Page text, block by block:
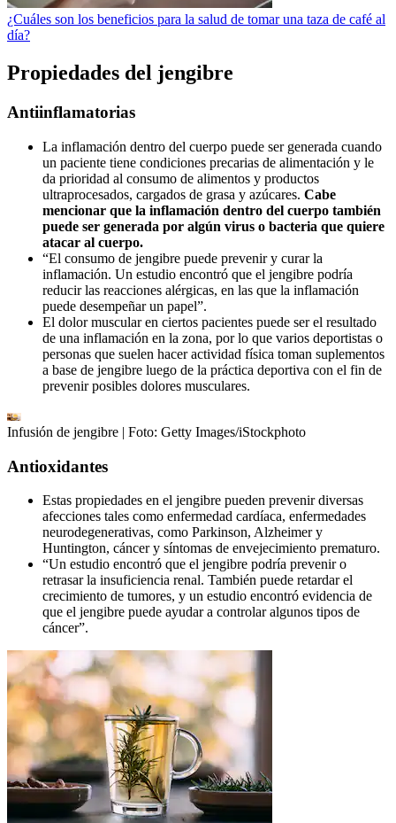
¿Cuáles son los beneficios para la salud de tomar una taza de café al
día?
Propiedades del jengibre
Antiinflamatorias
La inflamación dentro del cuerpo puede ser generada cuando
un paciente tiene condiciones precarias de alimentación y le
da prioridad al consumo de alimentos y productos
ultraprocesados, cargados de grasa y azúcares. Cabe
mencionar que la inflamación dentro del cuerpo también
puede ser generada por algún virus o bacteria que quiere
atacar al cuerpo.
“El consumo de jengibre puede prevenir y curar la
inflamación. Un estudio encontró que el jengibre podría
reducir las reacciones alérgicas, en las que la inflamación
puede desempeñar un papel”.
El dolor muscular en ciertos pacientes puede ser el resultado
de una inflamación en la zona, por lo que varios deportistas o
personas que suelen hacer actividad física toman suplementos
a base de jengibre luego de la práctica deportiva con el fin de
prevenir posibles dolores musculares.
Infusión de jengibre | Foto: Getty Images/iStockphoto
Antioxidantes
Estas propiedades en el jengibre pueden prevenir diversas
afecciones tales como enfermedad cardíaca, enfermedades
neurodegenerativas, como Parkinson, Alzheimer y
Huntington, cáncer y síntomas de envejecimiento prematuro.
“Un estudio encontró que el jengibre podría prevenir o
retrasar la insuficiencia renal. También puede retardar el
crecimiento de tumores, y un estudio encontró evidencia de
que el jengibre puede ayudar a controlar algunos tipos de
cáncer”.